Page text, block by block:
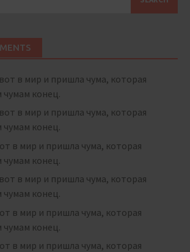
в мир и пришла чума, которая
конец.
в мир и пришла чума, которая
конец.
в мир и пришла чума, которая
конец.
в мир и пришла чума, которая
конец.
в мир и пришла чума, которая
конец.
в мир и пришла чума, которая